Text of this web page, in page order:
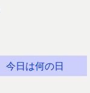
今日は何の日